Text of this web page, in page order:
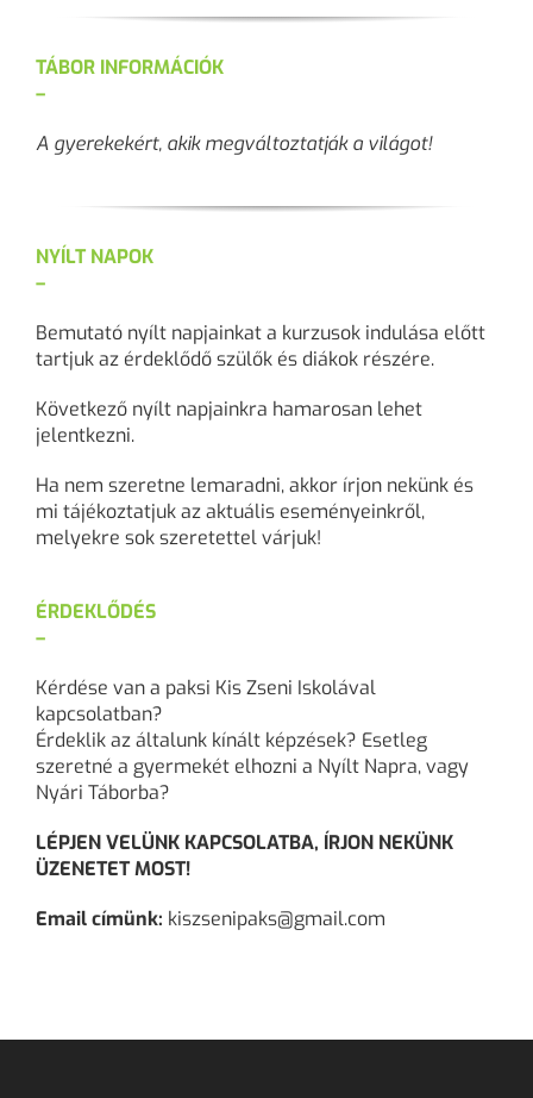
TÁBOR INFORMÁCIÓK
–
A gyerekekért, akik megváltoztatják a világot!
NYÍLT NAPOK
–
Bemutató nyílt napjainkat a kurzusok indulása előtt
tartjuk az érdeklődő szülők és diákok részére.
Következő nyílt napjainkra hamarosan lehet
jelentkezni.
Ha nem szeretne lemaradni, akkor írjon nekünk és
mi tájékoztatjuk az aktuális eseményeinkről,
melyekre sok szeretettel várjuk!
ÉRDEKLŐDÉS
–
Kérdése van a paksi Kis Zseni Iskolával
kapcsolatban?
Érdeklik az általunk kínált képzések? Esetleg
szeretné a gyermekét elhozni a Nyílt Napra, vagy
Nyári Táborba?
LÉPJEN VELÜNK KAPCSOLATBA, ÍRJON NEKÜNK
ÜZENETET MOST!
Email címünk: kiszsenipaks@gmail.com